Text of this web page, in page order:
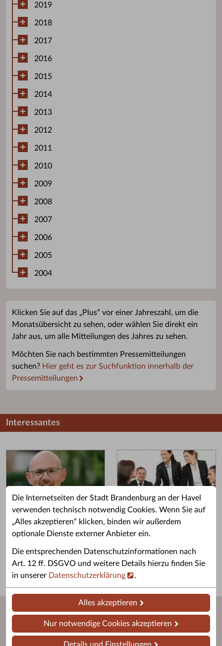
Die Internetseiten der Stadt Brandenburg an der Havel
verwenden technisch notwendig Cookies. Wenn Sie auf
„Alles akzeptieren“ klicken, binden wir außerdem
optionale Dienste externer Anbieter ein.
Die entsprechenden Datenschutzinformationen nach
Art. 12 ff. DSGVO und weitere Details hierzu finden Sie
in unserer Datenschutzerklärung .
Alles akzeptieren
Nur notwendige Cookies akzeptieren
2019
2018
2017
2016
2015
2014
2013
2012
2011
2010
2009
2008
2007
2006
2005
2004
Klicken Sie auf das „Plus“ vor einer Jahreszahl, um die
Monatsübersicht zu sehen, oder wählen Sie direkt ein
Jahr aus, um alle Mitteilungen des Jahres zu sehen.
Möchten Sie nach bestimmten Pressemitteilungen
suchen? Hier geht es zur Suchfunktion innerhalb der
Pressemitteilungen
Interessantes
Grußwort des OB